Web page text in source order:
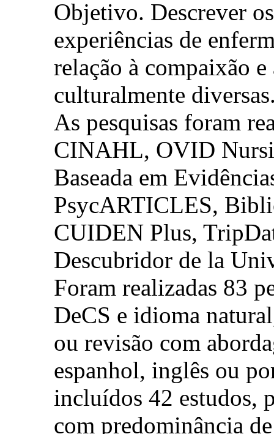
Objetivo. Descrever
experiências de
relação à compaixão
culturalmente
As pesquisas foram
CINAHL, OVID
Baseada em
PsycARTICLES,
CUIDEN Plus,
Descubridor de la
Foram realizadas 83
DeCS e idioma
ou revisão com
espanhol, inglês ou
incluídos 42 estudos,
com predominância